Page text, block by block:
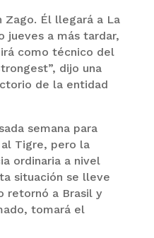
Zago. Él llegará a La
jueves a más tardar,
como técnico del
dijo una
de la entidad
semana para
Tigre, pero la
ordinaria a nivel
situación se lleve
retornó a Brasil y
tomará el